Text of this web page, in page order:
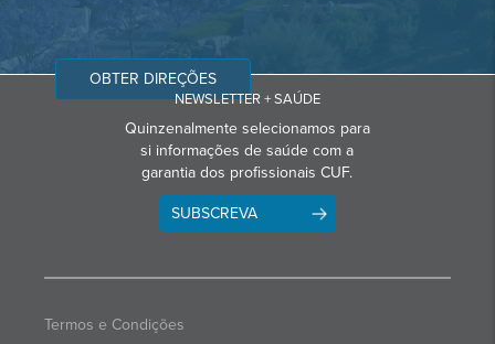
OBTER DIREÇÕES
NEWSLETTER + SAÚDE
Quinzenalmente selecionamos para
si informações de saúde com a
garantia dos profissionais CUF.
SUBSCREVA
Termos e Condições